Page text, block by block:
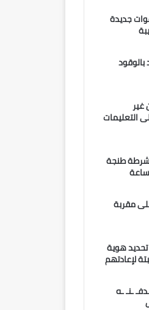
جديدة
غير
التعليمات
شرطة طنجة
مقربة
هوية
لإعادتهم
ـنـ ـه